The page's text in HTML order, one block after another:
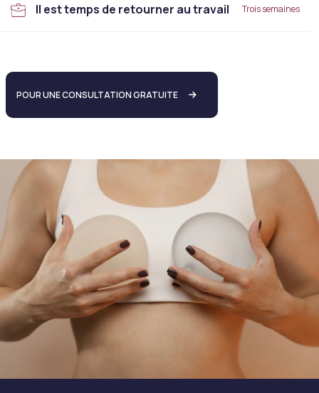
Il est temps de retourner au travail Trois semaines
POUR UNE CONSULTATION GRATUITE